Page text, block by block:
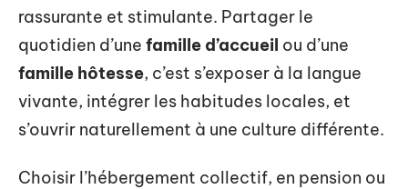
rassurante et stimulante. Partager le
quotidien d’une famille d’accueil ou d’une
famille hôtesse, c’est s’exposer à la langue
vivante, intégrer les habitudes locales, et
s’ouvrir naturellement à une culture différente.
Choisir l’hébergement collectif, en pension ou